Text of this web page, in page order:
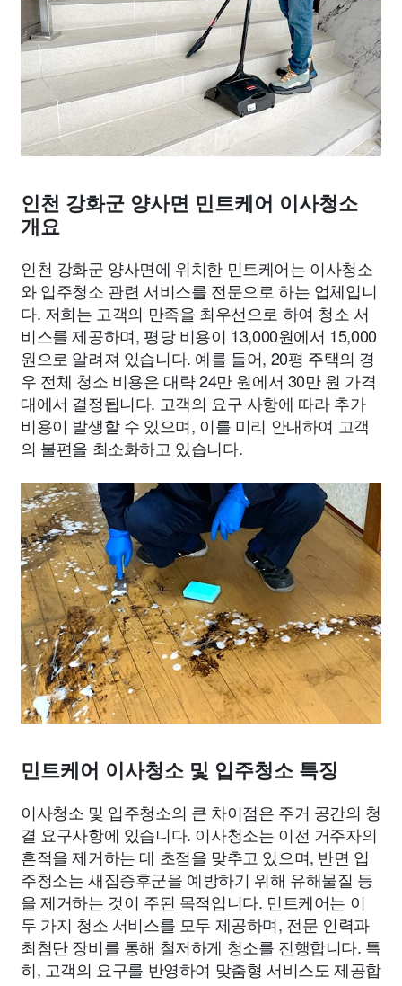
인천 강화군 양사면 민트케어 이사청소
개요
인천 강화군 양사면에 위치한 민트케어는 이사청소
와 입주청소 관련 서비스를 전문으로 하는 업체입니
다. 저희는 고객의 만족을 최우선으로 하여 청소 서
비스를 제공하며, 평당 비용이 13,000원에서 15,000
원으로 알려져 있습니다. 예를 들어, 20평 주택의 경
우 전체 청소 비용은 대략 24만 원에서 30만 원 가격
대에서 결정됩니다. 고객의 요구 사항에 따라 추가
비용이 발생할 수 있으며, 이를 미리 안내하여 고객
의 불편을 최소화하고 있습니다.
민트케어 이사청소 및 입주청소 특징
이사청소 및 입주청소의 큰 차이점은 주거 공간의 청
결 요구사항에 있습니다. 이사청소는 이전 거주자의
흔적을 제거하는 데 초점을 맞추고 있으며, 반면 입
주청소는 새집증후군을 예방하기 위해 유해물질 등
을 제거하는 것이 주된 목적입니다. 민트케어는 이
두 가지 청소 서비스를 모두 제공하며, 전문 인력과
최첨단 장비를 통해 철저하게 청소를 진행합니다. 특
히, 고객의 요구를 반영하여 맞춤형 서비스도 제공합